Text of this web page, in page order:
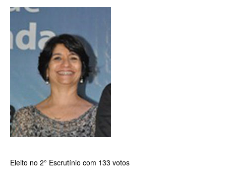
Eleito no 2° Escrutínio com 133 votos